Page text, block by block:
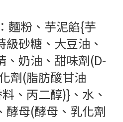
麵粉、芋泥餡{芋
砂糖、大豆油、
、奶油、甜味劑(D-
劑(脂肪酸甘油
、丙二醇)}、水、
酵母(酵母、乳化劑